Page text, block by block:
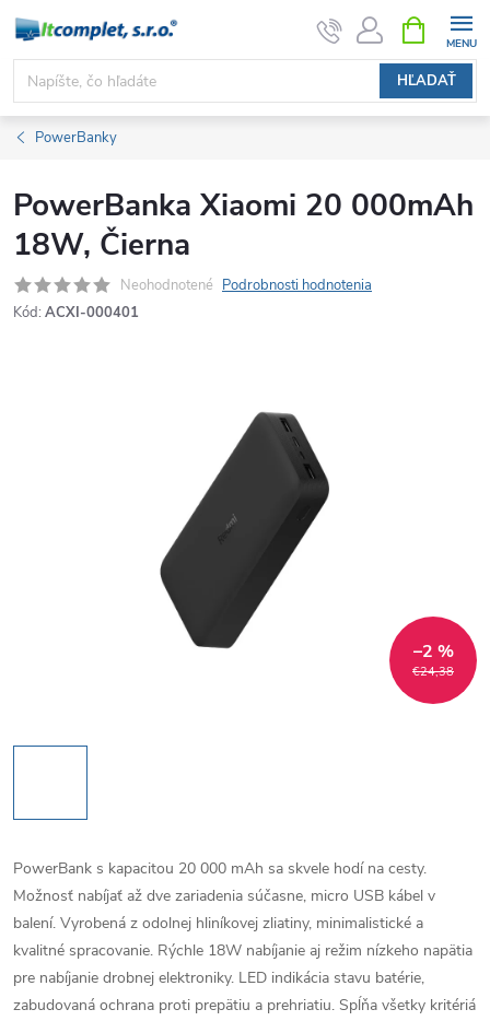
Prejsť
obsah
HĽADAŤ
KOŠÍK
PowerBanky
PowerBanka Xiaomi 20 000mAh
18W, Čierna
Neohodnotené Podrobnosti hodnotenia
Kód: ACXI-000401
€24,38
–2 %
PowerBank s kapacitou 20 000 mAh sa skvele hodí na cesty.
Možnosť nabíjať až dve zariadenia súčasne, micro USB kábel v
balení. Vyrobená z odolnej hliníkovej zliatiny, minimalistické a
kvalitné spracovanie. Rýchle 18W nabíjanie aj režim nízkeho napätia
pre nabíjanie drobnej elektroniky. LED indikácia stavu batérie,
zabudovaná ochrana proti prepätiu a prehriatiu. Spĺňa všetky kritériá